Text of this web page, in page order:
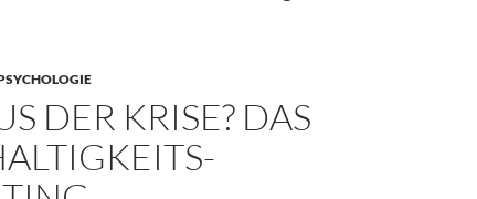
DER KRISE? DAS